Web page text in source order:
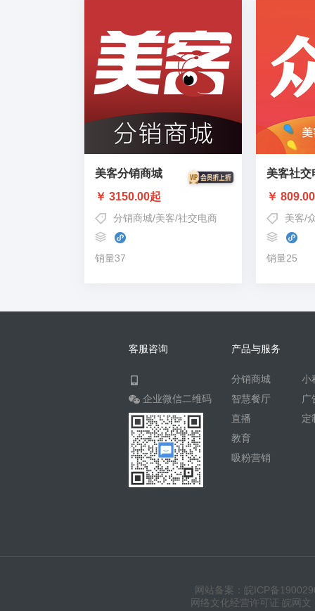
美客分销商城
￥ 3150.00起
分销商城/美客/社交电商
销量37
美客社交
￥
美客/
销量25
客服咨询
企业微信二维码
产品与服务
分销商城
智慧餐厅
直播
教育
吸粉营销
小
广
定
网站备案：皖ICP备
网络文化经营许可证 皖网